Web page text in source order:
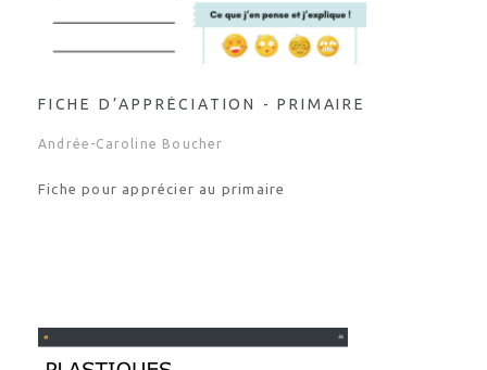
FICHE D’APPRÉCIATION - PRIMAIRE
Andrée-Caroline Boucher
Fiche pour apprécier au primaire